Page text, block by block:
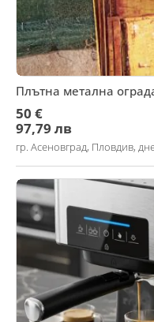
Плътна метална
50 €
97,79 лв
гр. Асеновград, Пловдив,